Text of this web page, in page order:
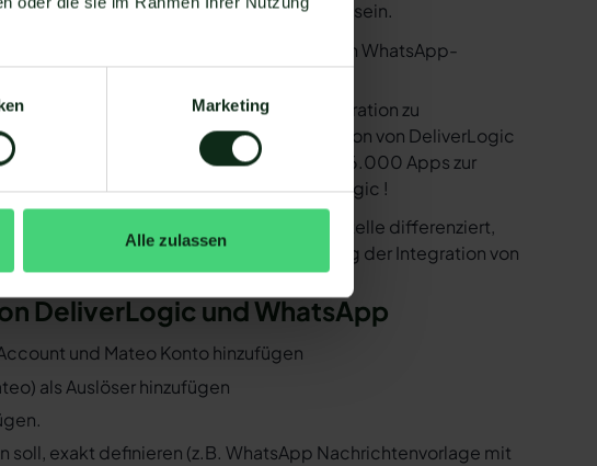
Marketing
Alle zulassen
müssen einige Voraussetzungen erfüllt sein.
API nutzen. Mit dem herkömmlichen WhatsApp-
Software bereitstellen, um die Integration zu
API sind in der Lage, eine Integration von DeliverLogic
Ihnen dank der Zapier Integration über 6.000 Apps zur
Darunter ist natürlich auch DeliverLogic !
dem Anbieter der WhatsApp API Schnittstelle differenziert,
Ihnen im Folgenden, wie die Einrichtung der Integration von
DeliverLogic und WhatsApp
und Mateo Konto hinzufügen
als Auslöser hinzufügen
soll, exakt definieren (z.B. WhatsApp Nachrichtenvorlage mit